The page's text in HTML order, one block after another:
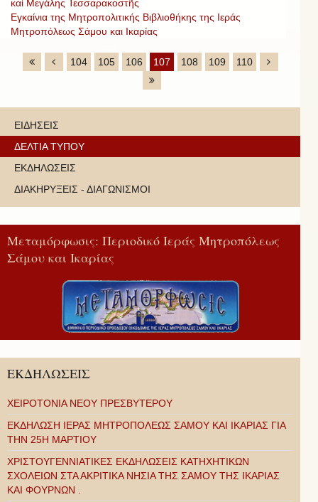
καί Μεγάλης Τεσσαρακοστῆς
Εγκαίνια της Μητροπολιτικής Βιβλιοθήκης της Ιεράς
Μητροπόλεως Σάμου και Ικαρίας
104 105 106 107 108 109 110
ΕΙΔΗΣΕΙΣ
ΔΕΛΤΙΑ ΤΥΠΟΥ
ΕΚΔΗΛΩΣΕΙΣ
ΔΙΑΚΗΡΥΞΕΙΣ - ΔΙΑΓΩΝΙΣΜΟΙ
Μεταμόρφωσις: Περιοδικό Ιεράς Μητροπόλεως
Σάμου και Ικαρίας
ΕΚΔΗΛΩΣΕΙΣ
ΧΕΙΡΟΤΟΝΙΑ ΝΕΟΥ ΠΡΕΣΒΥΤΕΡΟΥ
ΕΚΔΗΛΩΣΗ ΙΕΡΑΣ ΜΗΤΡΟΠΟΛΕΩΣ ΣΑΜΟΥ ΚΑΙ ΙΚΑΡΙΑΣ ΓΙΑ
ΤΗΝ 25Η ΜΑΡΤΙΟΥ
ΧΡΙΣΤΟΥΓΕΝΝΙΑΤΙΚΕΣ ΕΚΔΗΛΩΣΕΙΣ ΚΑΤΗΧΗΤΙΚΩΝ
ΣΧΟΛΕΙΩΝ ΣΤΑ ΑΚΡΙΤΙΚΑ ΝΗΣΙΑ ΤΗΣ ΣΑΜΟΥ ΤΗΣ ΙΚΑΡΙΑΣ
ΚΑΙ ΦΟΥΡΝΩΝ .